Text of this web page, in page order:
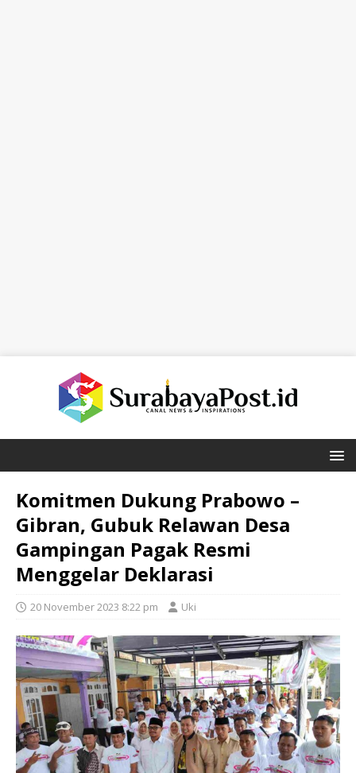
Komitmen Dukung Prabowo –
Gibran, Gubuk Relawan Desa
Gampingan Pagak Resmi
Menggelar Deklarasi
20 November 2023 8:22 pm Uki